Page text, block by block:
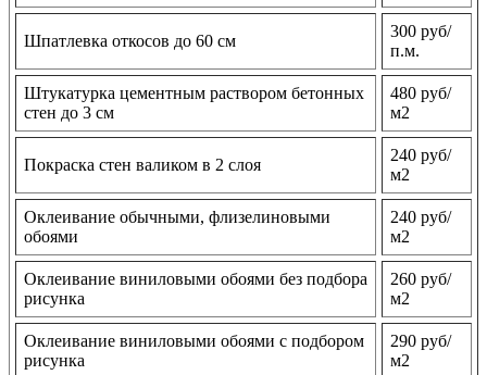
Шпатлевка откосов до 60 см
300 руб/
п.м.
Штукатурка цементным раствором бетонных
стен до 3 см
480 руб/
м2
Покраска стен валиком в 2 слоя
240 руб/
м2
Оклеивание обычными, флизелиновыми
обоями
240 руб/
м2
Оклеивание виниловыми обоями без подбора
рисунка
260 руб/
м2
Оклеивание виниловыми обоями с подбором
рисунка
290 руб/
м2